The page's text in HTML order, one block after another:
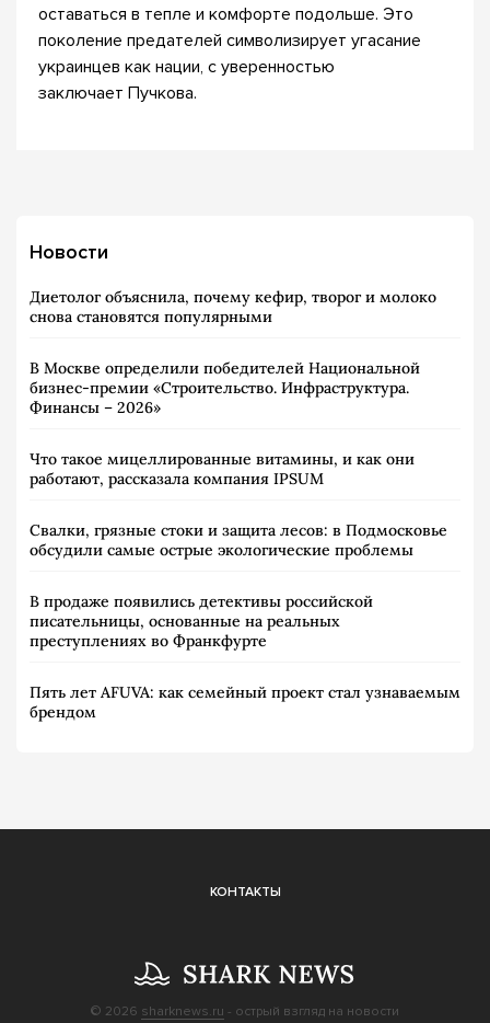
оставаться в тепле и комфорте подольше. Это
поколение предателей символизирует угасание
украинцев как нации, с уверенностью
заключает Пучкова.
Новости
Диетолог объяснила, почему кефир, творог и молоко
снова становятся популярными
В Москве определили победителей Национальной
бизнес-премии «Строительство. Инфраструктура.
Финансы – 2026»
Что такое мицеллированные витамины, и как они
работают, рассказала компания IPSUM
Свалки, грязные стоки и защита лесов: в Подмосковье
обсудили самые острые экологические проблемы
В продаже появились детективы российской
писательницы, основанные на реальных
преступлениях во Франкфурте
Пять лет AFUVA: как семейный проект стал узнаваемым
брендом
КОНТАКТЫ
© 2026 sharknews.ru - острый взгляд на новости